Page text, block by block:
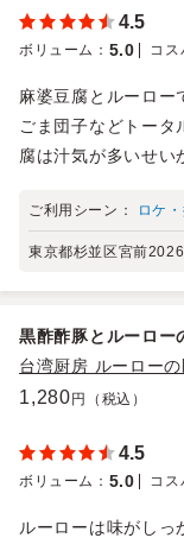
4.5
ボリューム ： 5.0 コス
麻婆豆腐とルーロー
ごま団子などトータ
腐は汁気が多いせい
ご利用シーン： ロケ
東京都杉並区宮前
黒酢酢豚とルーロー
台湾厨房 ルーローの
1,280円（税込）
4.5
ボリューム ： 5.0 コス
ルーローは味がしっ